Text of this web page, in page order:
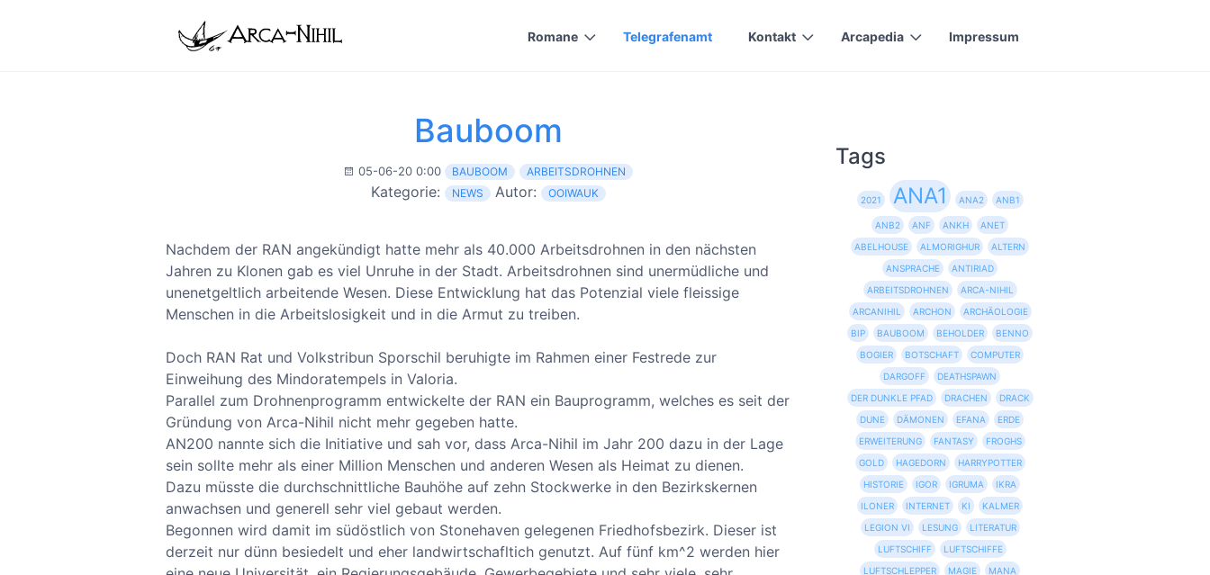
Romane Telegrafenamt Kontakt Arcapedia Impressum
Bauboom
05-06-20 0:00 BAUBOOM ARBEITSDROHNEN
Kategorie: NEWS Autor: OOIWAUK
Nachdem der RAN angekündigt hatte mehr als 40.000 Arbeitsdrohnen in den nächsten
Jahren zu Klonen gab es viel Unruhe in der Stadt. Arbeitsdrohnen sind unermüdliche und
unenetgeltlich arbeitende Wesen. Diese Entwicklung hat das Potenzial viele fleissige
Menschen in die Arbeitslosigkeit und in die Armut zu treiben.
Doch RAN Rat und Volkstribun Sporschil beruhigte im Rahmen einer Festrede zur
Einweihung des Mindoratempels in Valoria.
Parallel zum Drohnenprogramm entwickelte der RAN ein Bauprogramm, welches es seit der
Gründung von Arca-Nihil nicht mehr gegeben hatte.
AN200 nannte sich die Initiative und sah vor, dass Arca-Nihil im Jahr 200 dazu in der Lage
sein sollte mehr als einer Million Menschen und anderen Wesen als Heimat zu dienen.
Dazu müsste die durchschnittliche Bauhöhe auf zehn Stockwerke in den Bezirkskernen
anwachsen und generell sehr viel gebaut werden.
Begonnen wird damit im südöstlich von Stonehaven gelegenen Friedhofsbezirk. Dieser ist
derzeit nur dünn besiedelt und eher landwirtschafltich genutzt. Auf fünf km^2 werden hier
Tags
2021 ANA1 ANA2 ANB1
ANB2 ANF ANKH
ANET
ABELHOUSE
ALMORIGHUR
ALTERN
ANSPRACHE
ANTIRIAD
ARBEITSDROHNEN
ARCA-NIHIL
ARCANIHIL
ARCHON
ARCHÄOLOGIE
BIP
BAUBOOM BEHOLDER
BENNO
BOGIER
BOTSCHAFT
COMPUTER
DARGOFF
DEATHSPAWN
DER DUNKLE PFAD
DRACHEN
DRACK
DUNE
DÄMONEN EFANA
ERDE
ERWEITERUNG
FANTASY
FROGHS
GOLD
HAGEDORN
HARRYPOTTER
HISTORIE
IGOR IGRUMA
IKRA
ILONER
INTERNET KI
KALMER
LEGION VI
LESUNG
LITERATUR
LUFTSCHIFF
LUFTSCHIFFE
LUFTSCHLEPPER
MAGIE
MANA